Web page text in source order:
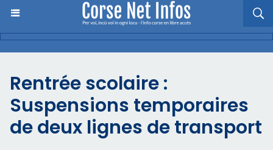
Rentrée scolaire :
Suspensions temporaires
de deux lignes de transport